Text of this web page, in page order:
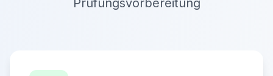
Prüfungsvorbereitung